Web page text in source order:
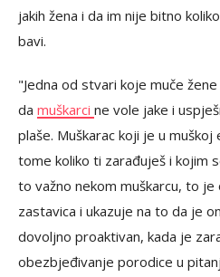
jakih žena i da im nije bitno
bavi.
"Jedna od stvari koje muče
da muškarci ne vole jake i
plaše. Muškarac koji je u
tome koliko ti zarađuješ i kojim
to važno nekom muškarcu, to je
zastavica i ukazuje na to da je
dovoljno proaktivan, kada je
obezbjeđivanje porodice u